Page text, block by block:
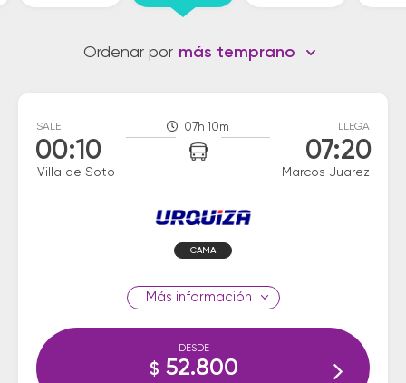
Ordenar por más temprano
SALE
00:10
Villa de Soto
07h 10m LLEGA
07:20
Marcos Juarez
CAMA
información
DESDE
$ 52.800